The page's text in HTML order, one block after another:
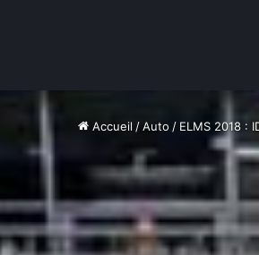
Accueil /Auto / ELMS 2018 :